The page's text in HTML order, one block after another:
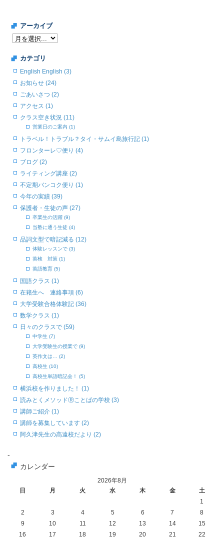
アーカイブ
カテゴリ
English English (3)
お知らせ (24)
ごあいさつ (2)
アクセス (1)
クラス空き状況 (11)
営業日のご案内 (1)
トラベル！トラブル？タイ・サムイ島旅行記 (1)
フロンターレ♡便り (4)
ブログ (2)
ライティング講座 (2)
不定期バンコク便り (1)
今年の実績 (39)
保護者・生徒の声 (27)
卒業生の活躍 (9)
当塾に通う生徒 (4)
品詞文型で暗記減る (12)
体験レッスンで (3)
英検 対策 (1)
英語教育 (5)
国語クラス (1)
在籍生へ 連絡事項 (6)
大学受験合格体験記 (36)
数学クラス (1)
日々のクラスで (59)
中学生 (7)
大学受験生の授業で (9)
英作文は… (2)
高校生 (10)
高校生単語暗記会！ (5)
横浜校を作りました！ (1)
読みとくメソッドⓇことばの学校 (3)
講師ご紹介 (1)
講師を募集しています (2)
阿久津先生の高遠校だより (2)
-
カレンダー
2026年8月
日
月 火 水 木 金
土
1
2
3 4 5 6 7
8
9
10 11 12 13 14
15
16
17 18 19 20 21 22